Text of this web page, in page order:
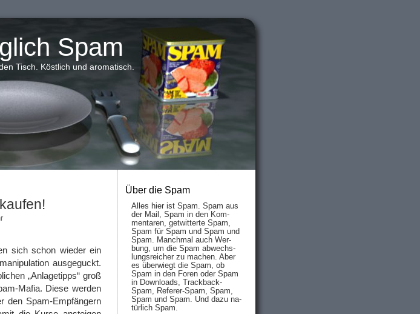
Spam
Tisch. Köstlich und aromatisch.
sich schon wieder ein
ausgeguckt.
„Anlagetipps“ groß
Mafia. Diese werden
den Spam-Empfängern
Über die Spam
Alles hier ist Spam. Spam aus
der Mail, Spam in den Kom­
men­taren, ge­twit­ter­te Spam,
Spam für Spam und Spam und
Spam. Manch­mal auch Wer­
bung, um die Spam ab­wechs­
lungs­reich­er zu mach­en. Aber
es über­wiegt die Spam, ob
Spam in den Fo­ren oder Spam
in Down­loads, Track­back-
Spam, Re­fe­rer-Spam, Spam,
Spam und Spam. Und da­zu na­
tür­lich Spam.